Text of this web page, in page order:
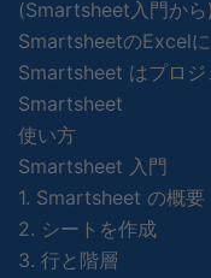
(Smartsheet入門から)
SmartsheetのExcel
Smartsheet はプロジ
Smartsheet
使い方
Smartsheet 入門
1. Smartsheet の概要
2. シートを作成
3. 行と階層